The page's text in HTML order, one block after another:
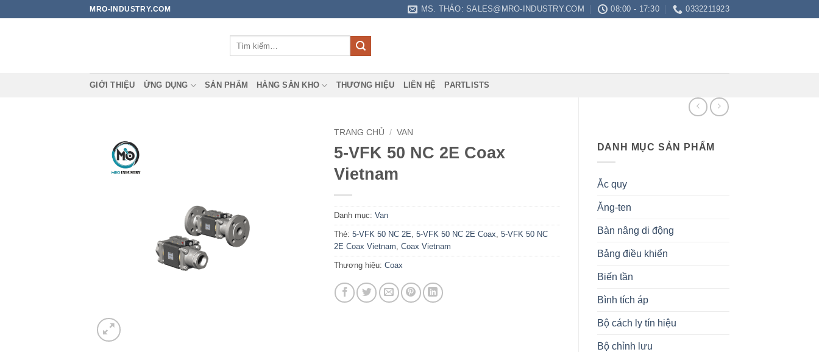
MRO-INDUSTRY.COM MS. THẢO: SALES@MRO-INDUSTRY.COM 08:00 - 17:30 0332211923
GIỚI THIỆU ỨNG DỤNG SẢN PHẨM HÀNG SẴN KHO THƯƠNG HIỆU LIÊN HỆ PARTLISTS
DANH MỤC SẢN PHẨM
Ắc quy
Ăng-ten
Bàn nâng di động
Bảng điều khiển
Biến tần
Bình tích áp
Bộ cách ly tín hiệu
Bộ chỉnh lưu
TRANG CHỦ / VAN
5-VFK 50 NC 2E Coax
Vietnam
Danh mục: Van
Thẻ: 5-VFK 50 NC 2E 5-VFK 50 NC 2E Coax 5-VFK 50 NC
2E Coax Vietnam Coax Vietnam
Thương hiệu: Coax